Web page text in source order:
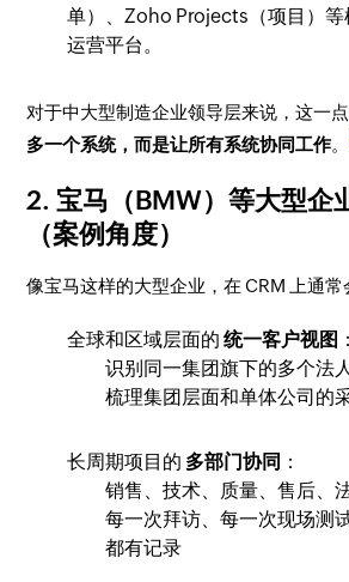
单）、Zoho Projects（项目）
运营平台。
对于中大型制造企业领导层来说，这一
多一个系统，而是让所有系统协同工作。
2. 宝马（BMW）等大型企
（案例角度）
像宝马这样的大型企业，在 CRM 上通常
全球和区域层面的统一客户视图 ：
识别同一集团旗下的多个法
梳理集团层面和单体公司的
长周期项目的 多部门协同 ：
销售、技术、质量、售后、
每一次拜访、每一次现场测
都有记录